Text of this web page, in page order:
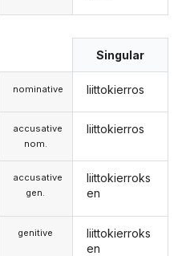
nominative
accusative
nom.
accusative
gen.
genitive
Singular
liittokierros
liittokierros
liittokierroks
en
liittokierroks
en